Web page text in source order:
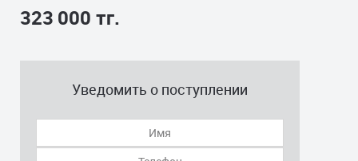
323 000 тг.
Уведомить о поступлении